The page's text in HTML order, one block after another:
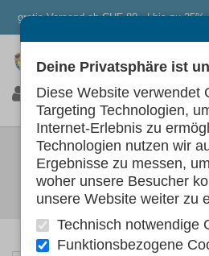
gratis Versand ab CHF 80.- | bis zu
0 0 0
SWISSPET
SOFT-
Hunde
Deine Privatsphäre ist
Diese Website verwendet
Targeting Technologien,
Internet-Erlebnis zu
Technologien nutzen wir
Ergebnisse zu messen,
woher unsere Besucher
unsere Website weiter zu
Technisch notwendige
Funktionsbezogene